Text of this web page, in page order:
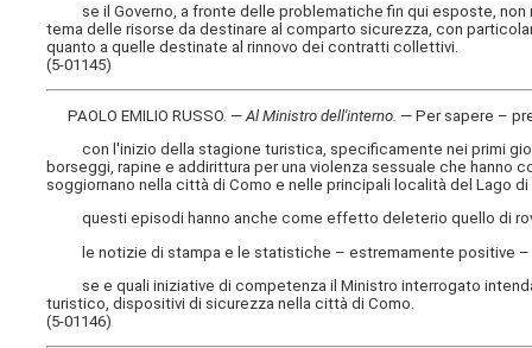
se il Governo, a fronte delle problematiche fin qui esposte, non
tema delle risorse da destinare al comparto sicurezza, con
quanto a quelle destinate al rinnovo dei contratti collettivi.
(5-01145)
PAOLO EMILIO RUSSO. —Al Ministro dell'interno — Per sapere –
con l'inizio della stagione turistica, specificamente nei primi
borseggi, rapine e addirittura per una violenza sessuale che
soggiornano nella città di Como e nelle principali località del Lago di
questi episodi hanno anche come effetto deleterio quello di
le notizie di stampa e le statistiche – estremamente positive –
se e quali iniziative di competenza il Ministro interrogato
turistico, dispositivi di sicurezza nella città di Como.
(5-01146)